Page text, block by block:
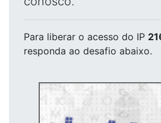
Para liberar o acesso do IP
responda ao desafio abaixo.